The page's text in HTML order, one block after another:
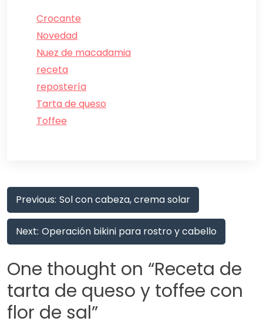
Crocante
Novedad
Nuez de macadamia
receta
repostería
Tarta de queso
Toffee
Post
navigation
Previous: Sol con cabeza, crema solar
Next: Operación bikini para rostro y cabello
One thought on “Receta de
tarta de queso y toffee con
flor de sal”